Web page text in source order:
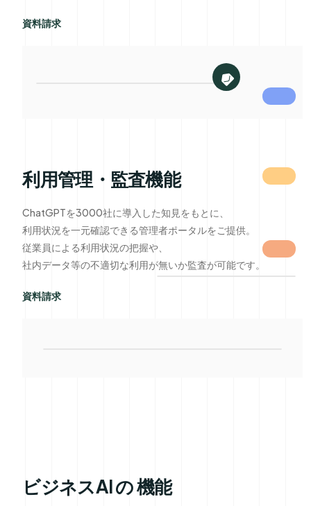
資料請求
利用管理・監査機能
ChatGPTを3000社に導入した知見をもとに、
利用状況を一元確認できる管理者ポータルをご提供。
従業員による利用状況の把握や、
社内データ等の不適切な利用が無いか監査が可能です。
資料請求
ビジネスAI の 機能